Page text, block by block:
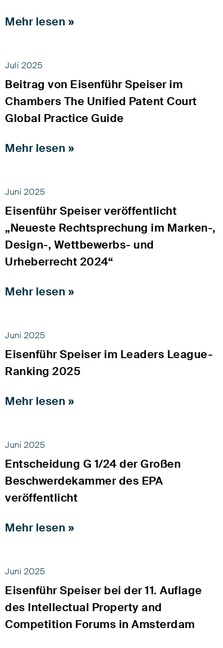
Mehr lesen »
Juli 2025
Beitrag von Eisenführ Speiser im
Chambers The Unified Patent Court
Global Practice Guide
Mehr lesen »
Juni 2025
Eisenführ Speiser veröffentlicht
„Neueste Rechtsprechung im Marken-,
Design-, Wettbewerbs- und
Urheberrecht 2024“
Mehr lesen »
Juni 2025
Eisenführ Speiser im Leaders League-
Ranking 2025
Mehr lesen »
Juni 2025
Entscheidung G 1/24 der Großen
Beschwerdekammer des EPA
veröffentlicht
Mehr lesen »
Juni 2025
Eisenführ Speiser bei der 11. Auflage
des Intellectual Property and
Competition Forums in Amsterdam